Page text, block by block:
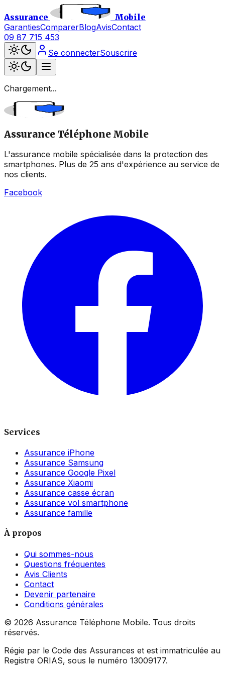
Assurance
Mobile
GarantiesComparerBlogAvisContact
09 87 715 453
Se connecterSouscrire
Chargement...
Assurance Téléphone Mobile
L'assurance mobile spécialisée dans la protection des
smartphones. Plus de 25 ans d'expérience au service de
nos clients.
Facebook
Services
Assurance iPhone
Assurance Samsung
Assurance Google Pixel
Assurance Xiaomi
Assurance casse écran
Assurance vol smartphone
Assurance famille
À propos
Qui sommes-nous
Questions fréquentes
Avis Clients
Contact
Devenir partenaire
Conditions générales
© 2026 Assurance Téléphone Mobile. Tous droits
réservés.
Régie par le Code des Assurances et est immatriculée au
Registre ORIAS, sous le numéro 13009177.